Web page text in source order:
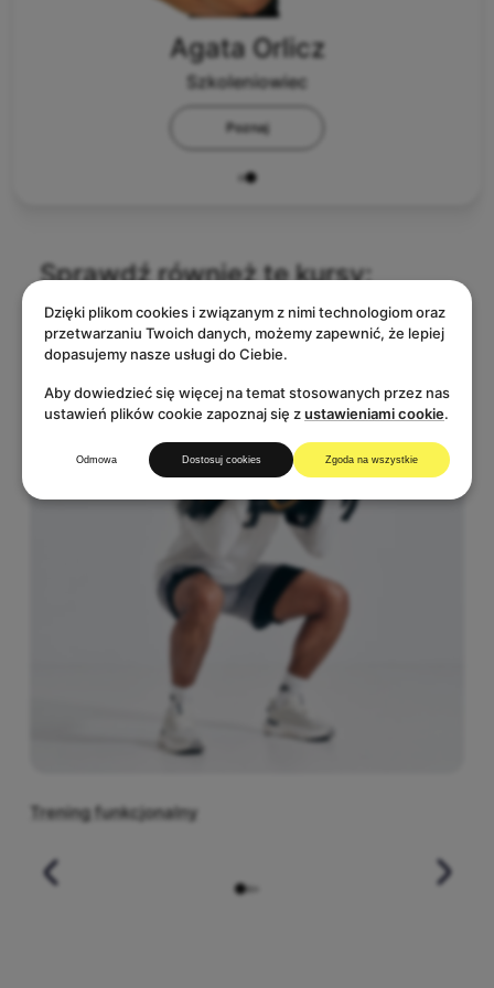
Agata Orlicz
Szkoleniowiec
Poznaj
Sprawdź również te kursy:
Trening funkcjonalny
Dzięki plikom cookies i związanym z nimi technologiom oraz
przetwarzaniu Twoich danych, możemy zapewnić, że lepiej
dopasujemy nasze usługi do Ciebie.
Aby dowiedzieć się więcej na temat stosowanych przez nas
ustawień plików cookie zapoznaj się zustawieniami cookie.
Odmowa Dostosuj cookies Zgoda na wszystkie